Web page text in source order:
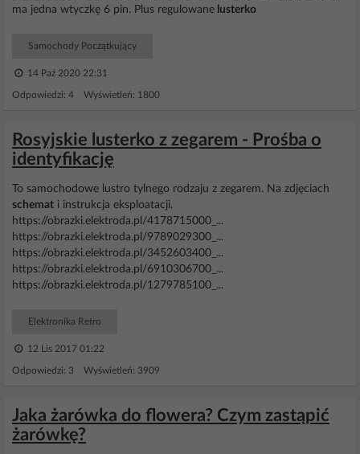
ma jedna wtyczkę 6 pin. Plus regulowane lusterko
Samochody Początkujący
14 Paź 2020 22:31
Odpowiedzi: 4 Wyświetleń: 1800
Rosyjskie lusterko z zegarem - Prośba o
identyfikację
To samochodowe lustro tylnego rodzaju z zegarem. Na zdjęciach
schemat i instrukcja eksploatacji.
https://obrazki.elektroda.pl/4178715000_...
https://obrazki.elektroda.pl/9789029300_...
https://obrazki.elektroda.pl/3452603400_...
https://obrazki.elektroda.pl/6910306700_...
https://obrazki.elektroda.pl/1279785100_...
Elektronika Retro
12 Lis 2017 01:22
Odpowiedzi: 3 Wyświetleń: 3909
Jaka żarówka do flowera? Czym zastąpić
żarówkę?